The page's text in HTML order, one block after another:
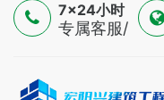
7×24小时
服务
专属客服/
三线支持